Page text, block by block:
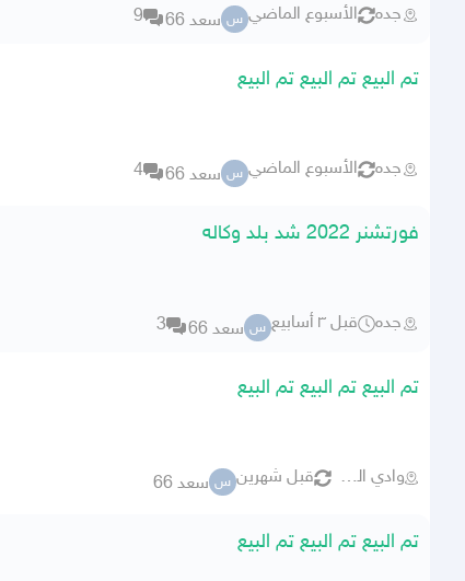
جده الأسبوع الماضي س سعد 66 9
تم البيع تم البيع تم البيع
جده الأسبوع الماضي س سعد 66 4
فورتشنر 2022 شد بلد وكاله
جده قبل ٣ أسابيع س سعد 66 3
تم البيع تم البيع تم البيع
وادي الدواسر قبل شهرين س سعد 66
تم البيع تم البيع تم البيع